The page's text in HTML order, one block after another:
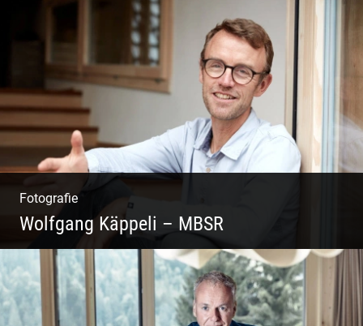
Coaching, Frauenkreise, Trantric Yoga:
Esther Greter
Fotografie
Wolfgang Käppeli – MBSR
Shooting: Achtsamkeitstrainer